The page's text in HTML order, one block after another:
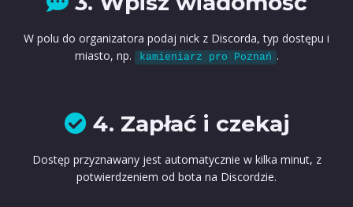
W polu do organizatora podaj nick z Discorda, typ dostępu i
miasto, np.
kamieniarz pro Poznań .
4. Zapłać i czekaj
Dostęp przyznawany jest automatycznie w kilka minut, z
potwierdzeniem od bota na Discordzie.